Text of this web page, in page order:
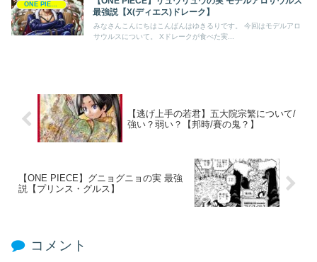
ONE PIECE
最強説【X(ディエス)ドレーク】
みなさんこんにちはこんばんはゆきるりです。 今回はモデルアロ
サウルスについて。 Xドレークが食べた実...
【逃げ上手の若君】五大院宗繁について/
強い？弱い？【邦時/賽の鬼？】
【ONE PIECE】グニョグニョの実 最強
説【プリンス・グルス】
コメント